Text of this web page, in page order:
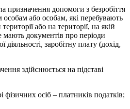
призначення допомоги з безробіття
або особам, які перебувають
або на території, на якій
мають документів про періоди
діяльності, заробітну плату (дохід,
здійснюється на підставі
фізичних осіб – платників податків;